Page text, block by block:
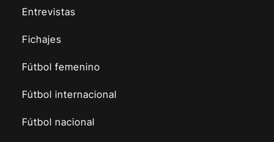
Entrevistas
Fichajes
Fútbol femenino
Fútbol internacional
Fútbol nacional